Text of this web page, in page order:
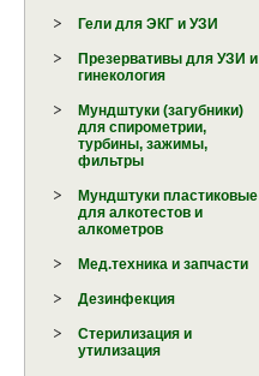
Гели для ЭКГ и УЗИ
Презервативы для УЗИ и
гинекология
Мундштуки (загубники)
для спирометрии,
турбины, зажимы,
фильтры
Мундштуки пластиковые
для алкотестов и
алкометров
Мед.техника и запчасти
Дезинфекция
Стерилизация и
утилизация